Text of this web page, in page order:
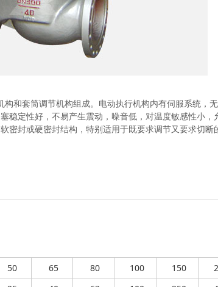
和套筒调节机构组成。电动执行机构内有伺服系统，
稳定性好，不易产生震动，噪音低，对温度敏感性小
封或硬密封结构，特别适用于既要求调节又要求切断
50 65 80 100 150